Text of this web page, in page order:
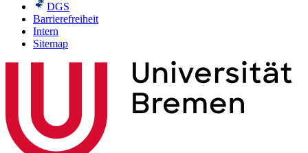
DGS
Barrierefreiheit
Intern
Sitemap